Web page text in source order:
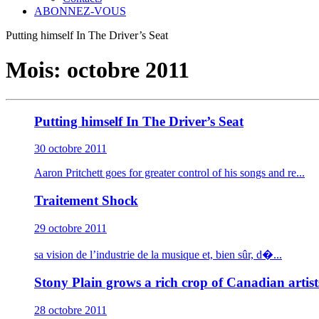
ABONNEZ-VOUS
Putting himself In The Driver’s Seat
Mois: octobre 2011
Putting himself In The Driver’s Seat
30 octobre 2011
Aaron Pritchett goes for greater control of his songs and re...
Traitement Shock
29 octobre 2011
sa vision de l’industrie de la musique et, bien sûr, d�...
Stony Plain grows a rich crop of Canadian
28 octobre 2011